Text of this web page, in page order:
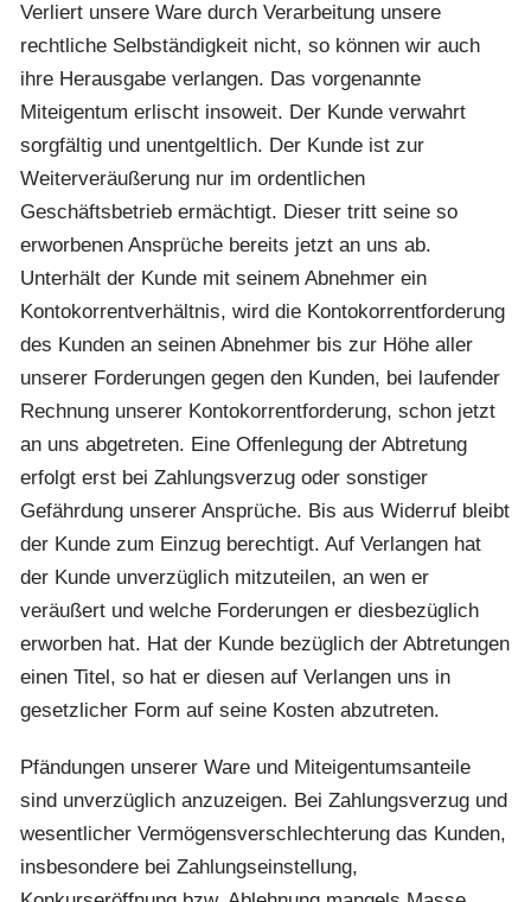
Verliert unsere Ware durch Verarbeitung unsere
rechtliche Selbständigkeit nicht, so können wir auch
ihre Herausgabe verlangen. Das vorgenannte
Miteigentum erlischt insoweit. Der Kunde verwahrt
sorgfältig und unentgeltlich. Der Kunde ist zur
Weiterveräußerung nur im ordentlichen
Geschäftsbetrieb ermächtigt. Dieser tritt seine so
erworbenen Ansprüche bereits jetzt an uns ab.
Unterhält der Kunde mit seinem Abnehmer ein
Kontokorrentverhältnis, wird die Kontokorrentforderung
des Kunden an seinen Abnehmer bis zur Höhe aller
unserer Forderungen gegen den Kunden, bei laufender
Rechnung unserer Kontokorrentforderung, schon jetzt
an uns abgetreten. Eine Offenlegung der Abtretung
erfolgt erst bei Zahlungsverzug oder sonstiger
Gefährdung unserer Ansprüche. Bis aus Widerruf bleibt
der Kunde zum Einzug berechtigt. Auf Verlangen hat
der Kunde unverzüglich mitzuteilen, an wen er
veräußert und welche Forderungen er diesbezüglich
erworben hat. Hat der Kunde bezüglich der Abtretungen
einen Titel, so hat er diesen auf Verlangen uns in
gesetzlicher Form auf seine Kosten abzutreten.
Pfändungen unserer Ware und Miteigentumsanteile
sind unverzüglich anzuzeigen. Bei Zahlungsverzug und
wesentlicher Vermögensverschlechterung das Kunden,
insbesondere bei Zahlungseinstellung,